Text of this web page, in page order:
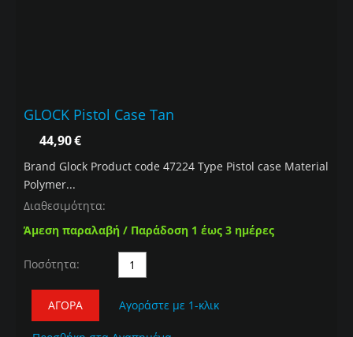
GLOCK Pistol Case Tan
44,90€
Brand Glock Product code 47224 Type Pistol case Material
Polymer...
Διαθεσιμότητα:
Άμεση παραλαβή / Παράδοση 1 έως 3 ημέρες
Ποσότητα:
ΑΓΟΡΆ Αγοράστε με 1-κλικ